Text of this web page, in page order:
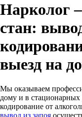
Нарколог
стан:
выезд на
Мы оказываем
дому и в стационарных
кодирование от
вывод из запоя